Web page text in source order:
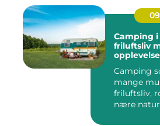
Camping
friluftsliv
Camping
mange
friluftsliv,
nære